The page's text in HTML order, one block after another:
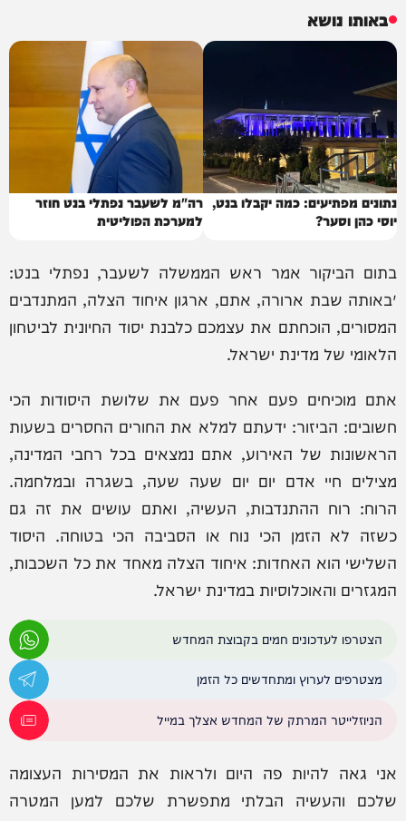
באותו נושא
נתונים מפתיעים: כמה יקבלו בנט,
יוסי כהן וסער?
רה"מ לשעבר נפתלי בנט חוזר
למערכת הפוליטית
בתום הביקור אמר ראש הממשלה לשעבר, נפתלי בנט:
״באותה שבת ארורה, אתם, ארגון איחוד הצלה, המתנדבים
המסורים, הוכחתם את עצמכם כלבנת יסוד החיונית לביטחון
הלאומי של מדינת ישראל.
אתם מוכיחים פעם אחר פעם את שלושת היסודות הכי
חשובים: הביזור: ידעתם למלא את החורים החסרים בשעות
הראשונות של האירוע, אתם נמצאים בכל רחבי המדינה,
מצילים חיי אדם יום יום שעה שעה, בשגרה ובמלחמה.
הרוח: רוח ההתנדבות, העשיה, ואתם עושים את זה גם
כשזה לא הזמן הכי נוח או הסביבה הכי בטוחה. היסוד
השלישי הוא האחדות: איחוד הצלה מאחד את כל השכבות,
המגזרים והאוכלוסיות במדינת ישראל.
הצטרפו לעדכונים חמים בקבוצת המחדש
מצטרפים לערוץ ומתחדשים כל הזמן
הניוזלייטר המרתק של המחדש אצלך במייל
אני גאה להיות פה היום ולראות את המסירות העצומה
שלכם והעשיה הבלתי מתפשרת שלכם למען המטרה